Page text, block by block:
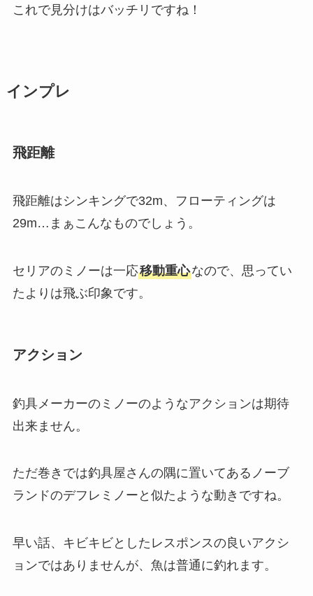
これで見分けはバッチリですね！
インプレ
飛距離
飛距離はシンキングで32m、フローティングは
29m…まぁこんなものでしょう。
セリアのミノーは一応移動重心なので、思ってい
たよりは飛ぶ印象です。
アクション
釣具メーカーのミノーのようなアクションは期待
出来ません。
ただ巻きでは釣具屋さんの隅に置いてあるノーブ
ランドのデフレミノーと似たような動きですね。
早い話、キビキビとしたレスポンスの良いアクシ
ョンではありませんが、魚は普通に釣れます。